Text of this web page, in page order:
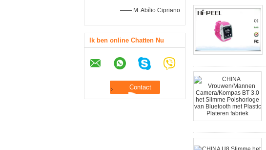
—— M. Abílio Cipriano
Ik ben online Chatten Nu